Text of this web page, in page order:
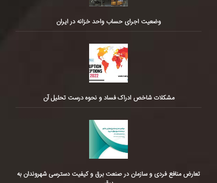
وضعیت اجرای حساب واحد خزانه در ایران
مشکلات شاخص ادراک فساد و نحوه درست تحلیل آن
تعارض منافع فردی و سازمان در صنعت برق و کیفیت دسترسی شهروندان به